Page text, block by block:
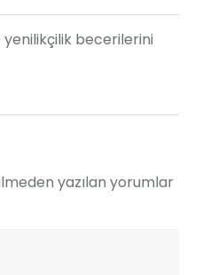
becerilerini
yazılan yorumlar